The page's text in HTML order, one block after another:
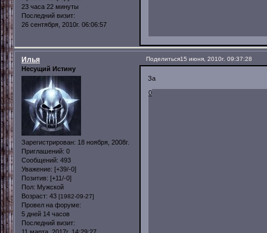
23 часа 22 минуты
Последний визит:
26 сентября, 2010г. 06:06:57
Поделиться15 июня, 2010г. 09:37:28
Илья
Несущий Истину
Зарегистрирован: 18 ноября, 2008г.
Приглашений: 0
Сообщений: 493
Уважение: [+39/-0]
Позитив: [+11/-0]
Пол: Мужской
Возраст: 43 [1982-09-27]
Провел на форуме:
5 дней 14 часов
Последний визит:
За
0